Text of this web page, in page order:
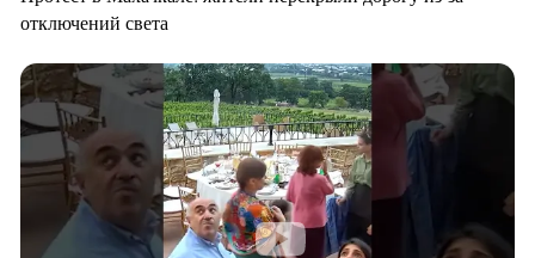
отключений света